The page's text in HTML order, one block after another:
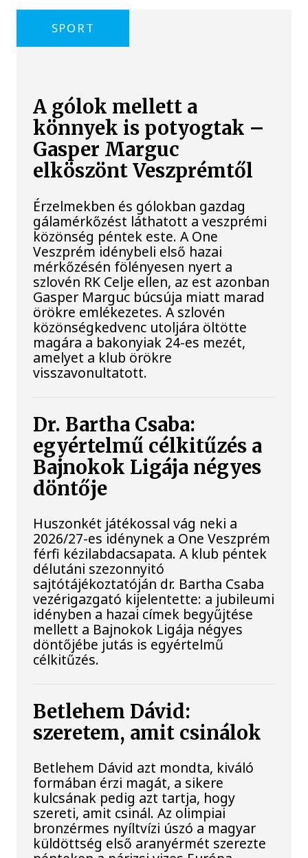
SPORT
A gólok mellett a
könnyek is potyogtak –
Gasper Marguc
elköszönt Veszprémtől
Érzelmekben és gólokban gazdag
gálamérkőzést láthatott a veszprémi
közönség péntek este. A One
Veszprém idénybeli első hazai
mérkőzésén fölényesen nyert a
szlovén RK Celje ellen, az est azonban
Gasper Marguc búcsúja miatt marad
örökre emlékezetes. A szlovén
közönségkedvenc utoljára öltötte
magára a bakonyiak 24-es mezét,
amelyet a klub örökre
visszavonultatott.
Dr. Bartha Csaba:
egyértelmű célkitűzés a
Bajnokok Ligája négyes
döntője
Huszonkét játékossal vág neki a
2026/27-es idénynek a One Veszprém
férfi kézilabdacsapata. A klub péntek
délutáni szezonnyitó
sajtótájékoztatóján dr. Bartha Csaba
vezérigazgató kijelentette: a jubileumi
idényben a hazai címek begyűjtése
mellett a Bajnokok Ligája négyes
döntőjébe jutás is egyértelmű
célkitűzés.
Betlehem Dávid:
szeretem, amit csinálok
Betlehem Dávid azt mondta, kiváló
formában érzi magát, a sikere
kulcsának pedig azt tartja, hogy
szereti, amit csinál. Az olimpiai
bronzérmes nyíltvízi úszó a magyar
küldöttség első aranyérmét szerezte